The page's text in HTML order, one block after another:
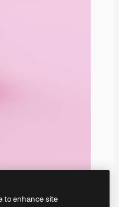
to enhance site